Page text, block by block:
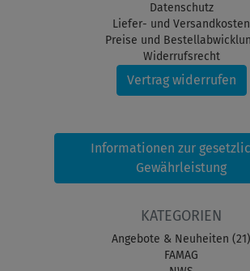
Datenschutz
Liefer- und Versandkosten
Preise und
Widerrufsrecht
Vertrag widerrufen
Informationen zur
Gewährleistung
KATEGORIEN
Angebote & Neuheiten (21)
FAMAG